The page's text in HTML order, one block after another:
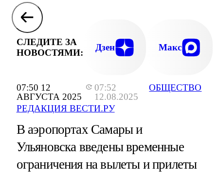
07:50 12
АВГУСТА 2025
07:52
12.08.2025
РЕДАКЦИЯ ВЕСТИ.РУ
ОБЩЕСТВО
СЛЕДИТЕ ЗА
НОВОСТЯМИ:
Дзен Макс
В аэропортах Самары и
Ульяновска введены временные
ограничения на вылеты и прилеты